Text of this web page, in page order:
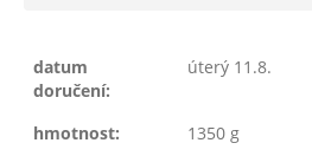
datum
doručení:
úterý 11.8.
hmotnost:
1350 g